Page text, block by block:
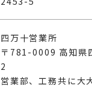
四万十営業所
〒781-0009 高知県
2
営業部、工務共に大